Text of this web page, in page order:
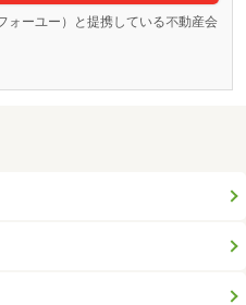
ォーユー）と提携している不動産会